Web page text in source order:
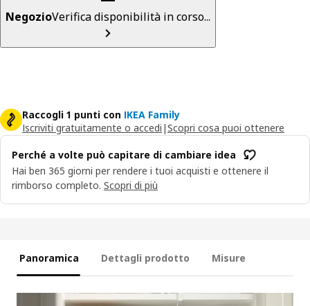
NegozioVerifica disponibilità in corso...
Raccogli 1 punti con IKEA Family
Iscriviti gratuitamente o accedi |Scopri cosa puoi ottenere
Perché a volte può capitare di cambiare idea
Hai ben 365 giorni per rendere i tuoi acquisti e ottenere il
rimborso completo. Scopri di più
Panoramica Dettagli prodotto Misure